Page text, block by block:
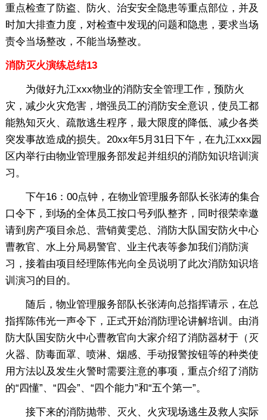
重点检查了防盗、防火、治安安全隐患等重点部位，并及
时加大排查力度，对检查中发现的问题和隐患，要求当场
责令当场整改，不能当场整改。
消防灭火演练总结13
为做好九江xxx物业的消防安全管理工作，预防火
灾，减少火灾危害，增强员工的消防安全意识，使员工都
能熟知灭火、疏散逃生程序，最大限度的降低、减少各类
突发事故造成的损失。20xx年5月31日下午，在九江xxx园
区内举行由物业管理服务部发起并组织的消防知识培训演
习。
下午16：00点钟，在物业管理服务部队长张涛的集合
口令下，到场的全体员工按口号列队整齐，同时很荣幸邀
请到房产项目余总、营销黄雯总、消防大队国安防火中心
曹教官、水上分局易警官、业主代表等参加我们消防演
习，接着由项目经理陈伟光向全员说明了此次消防知识培
训演习的目的。
随后，物业管理服务部队长张涛向总指挥请示，在总
指挥陈伟光一声令下，正式开始消防理论讲解培训。由消
防大队国安防火中心曹教官向大家介绍了消防器材于（灭
火器、防毒面罩、喷淋、烟感、手动报警按钮等的种类使
用方法以及发生火警时需要注意的事项，重点介绍了消防
的“四懂”、“四会”、“四个能力”和“五个第一”。
接下来的消防抛带、灭火、火灾现场逃生及救人实际